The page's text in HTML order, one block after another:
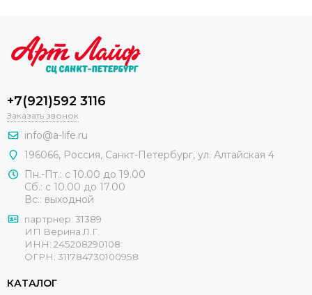
+7(921)592 3116
Заказать звонок
info@a-life.ru
196066, Россия, Санкт-Петербург, ул. Алтайская 4
Пн.-Пт.: с 10.00 до 19.00
Сб.: с 10.00 до 17.00
Вс.: выходной
партрнер: 31389
ИП Верина Л.Г.
ИНН: 245208290108
ОГРН: 311784730100958
КАТАЛОГ